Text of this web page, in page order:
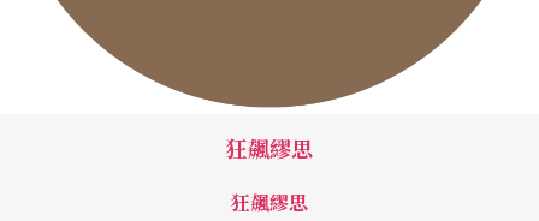
狂飆繆思
狂飆繆思